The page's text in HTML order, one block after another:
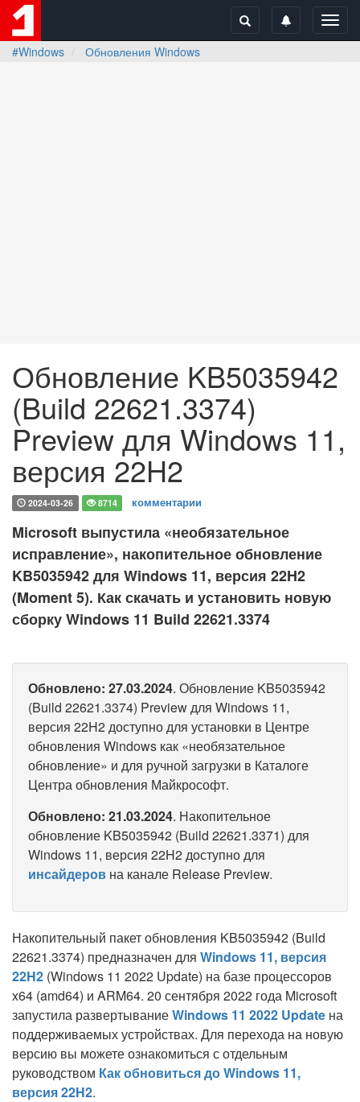
#Windows
Обновления Windows
Обновление KB5035942
(Build 22621.3374)
Preview для Windows 11,
версия 22H2
2024-03-26 8714 комментарии
Microsoft выпустила «необязательное
исправление», накопительное обновление
KB5035942 для Windows 11, версия 22H2
(Moment 5). Как скачать и установить новую
сборку Windows 11 Build 22621.3374
Обновлено: 27.03.2024. Обновление KB5035942
(Build 22621.3374) Preview для Windows 11,
версия 22H2 доступно для установки в Центре
обновления Windows как «необязательное
обновление» и для ручной загрузки в Каталоге
Центра обновления Майкрософт.
Обновлено: 21.03.2024. Накопительное
обновление KB5035942 (Build 22621.3371) для
Windows 11, версия 22H2 доступно для
инсайдеров на канале Release Preview.
Накопительный пакет обновления KB5035942 (Build
22621.3374) предназначен для Windows 11, версия
22H2 (Windows 11 2022 Update) на базе процессоров
x64 (amd64) и ARM64. 20 сентября 2022 года Microsoft
запустила развертываниеWindows 11 2022 Update на
поддерживаемых устройствах. Для перехода на новую
версию вы можете ознакомиться с отдельным
руководством Как обновиться до Windows 11,
версия 22H2.